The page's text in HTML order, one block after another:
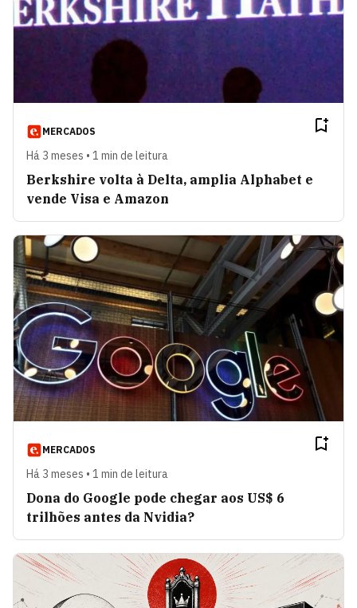
MERCADOS
Há 3 meses • 1 min de leitura
Berkshire volta à Delta, amplia Alphabet e
vende Visa e Amazon
MERCADOS
Há 3 meses • 1 min de leitura
Dona do Google pode chegar aos US$ 6
trilhões antes da Nvidia?